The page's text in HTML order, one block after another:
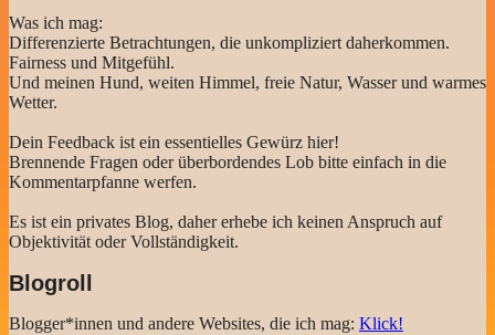
Was ich mag:
Differenzierte Betrachtungen, die unkompliziert daherkommen.
Fairness und Mitgefühl.
Und meinen Hund, weiten Himmel, freie Natur, Wasser und warmes
Wetter.
Dein Feedback ist ein essentielles Gewürz hier!
Brennende Fragen oder überbordendes Lob bitte einfach in die
Kommentarpfanne werfen.
Es ist ein privates Blog, daher erhebe ich keinen Anspruch auf
Objektivität oder Vollständigkeit.
Blogroll
Blogger*innen und andere Websites, die ich mag: Klick!